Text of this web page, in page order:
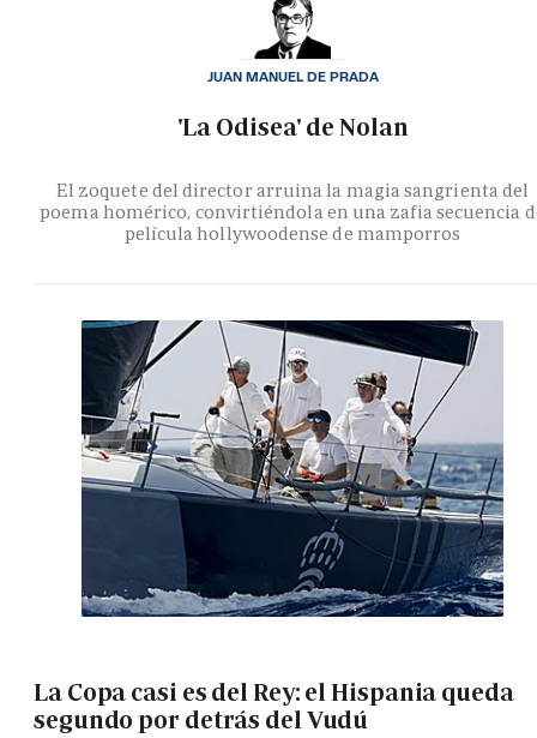
'La Odisea' de Nolan
El zoquete del director arruina la magia sangrienta del
poema homérico, convirtiéndola en una zafia secuencia
película hollywoodense de mamporros
JUAN MANUEL DE PRADA
La Copa casi es del Rey: el Hispania queda
segundo por detrás del Vudú